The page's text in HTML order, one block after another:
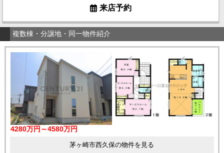
来店予約
複数棟・分譲地・同一物件紹介
4280万円～4580万円
茅ヶ崎市西久保の物件を見る